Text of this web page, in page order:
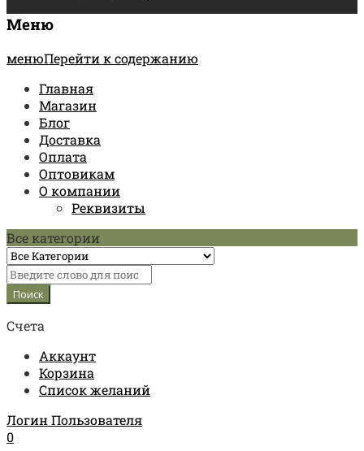
Меню
менюПерейти к содержанию
Главная
Магазин
Блог
Доставка
Оплата
Оптовикам
О компании
Реквизиты
Все категории
Счета
Аккаунт
Корзина
Список желаний
Логин Пользователя
0